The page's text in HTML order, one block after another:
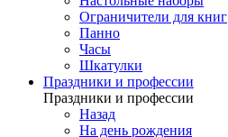
Ограничители для книг
Панно
Часы
Шкатулки
Праздники и профессии
Праздники и профессии
Назад
На день рождения